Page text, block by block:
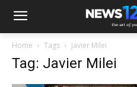
Home Tags Javier Milei
Tag: Javier Milei